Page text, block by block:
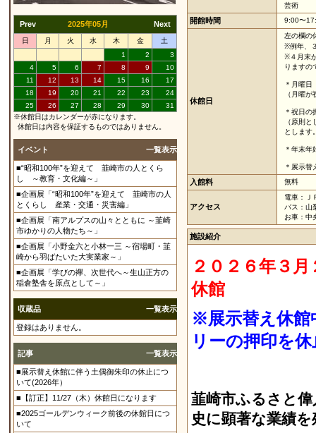
Prev 2025年05月 Next
日 月 火 水 木 金
土
1
2
3
4
5 6 7 8 9
10
11
12 13 14 15 16
17
18
19 20 21 22 23
24
25
26 27 28 29 30
31
※休館日はカレンダーが赤になります。
休館日は内容を保証するものではありません。
イベント 一覧表示
■“昭和100年”を迎えて 韮崎市の人とくら
し ～教育・文化編～」
■企画展「“昭和100年”を迎えて 韮崎市の人
とくらし 産業・交通・災害編」
■企画展「南アルプスの山々とともに ～韮崎
市ゆかりの人物たち～」
■企画展「小野金六と小林一三 ～宿場町・韮
崎から羽ばたいた大実業家～」
■企画展「学びの襷、次世代へ～生山正方の
稲倉塾舎を原点として～」
収蔵品 一覧表示
登録はありません。
記事 一覧表示
■展示替え休館に伴う土偶御朱印の休止につ
いて(2026年）
■【訂正】11/27（木）休館日になります
■2025ゴールデンウィーク前後の休館日につ
いて
芸術
開館時間 9:00〜
休館日
左の欄の
※例年、
※４月末
りますの
＊月曜日
（月曜
＊祝日の
（原則
とします
＊年末年
＊展示替
入館料 無料
アクセス
電車：Ｊ
バス：山
お車：中
施設紹介
２０２６年３
休館
※展示替え休館
リーの押印を
韮崎市ふるさと
史に顕著な業績